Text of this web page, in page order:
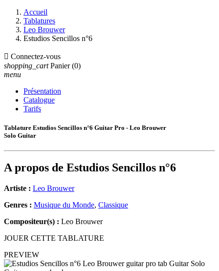
Accueil
Tablatures
Leo Brouwer
Estudios Sencillos n°6
 Connectez-vous
shopping_cart Panier (0)
menu
Présentation
Catalogue
Tarifs
Tablature Estudios Sencillos n°6 Guitar Pro - Leo Brouwer
Solo Guitar
A propos de Estudios Sencillos n°6
Artiste : Leo Brouwer
Genres : Musique du Monde, Classique
Compositeur(s) : Leo Brouwer
JOUER CETTE TABLATURE
PREVIEW